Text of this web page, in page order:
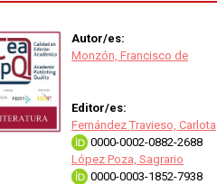
Autor/es:
Monzón, Francisco de
Editor/es:
Fernández Travieso, Carlota
0000-0002-0882-2688
López Poza, Sagrario
0000-0003-1852-7938